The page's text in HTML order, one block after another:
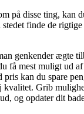
på disse ting, kan
finde de
genkender ægte
få mest muligt ud
pris kan du spare
kvalitet. Grib
og opdater dit